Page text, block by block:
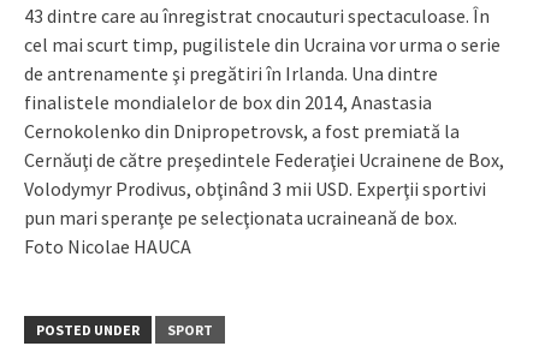
43 dintre care au înregistrat cnocauturi spectaculoase. În
cel mai scurt timp, pugilistele din Ucraina vor urma o serie
de antrenamente şi pregătiri în Irlanda. Una dintre
finalistele mondialelor de box din 2014, Anastasia
Cernokolenko din Dnipro­petrovsk, a fost premiată la
Cernăuţi de către preşedintele Federaţiei Ucrainene de Box,
Volodymyr Prodivus, obţinând 3 mii USD. Experţii sportivi
pun mari speranţe pe selecţionata ucraineană de box.
Foto Nicolae HAUCA
POSTED UNDER SPORT